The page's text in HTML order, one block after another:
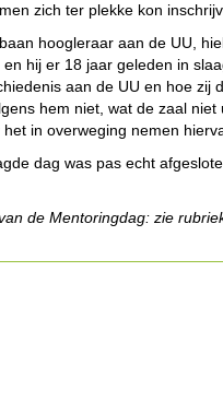
zich ter plekke kon
hoogleraar aan de UU,
hij er 18 jaar geleden in
aan de UU en hoe
hem niet, wat de zaal
in overweging nemen
dag was pas echt
de Mentoringdag: zie